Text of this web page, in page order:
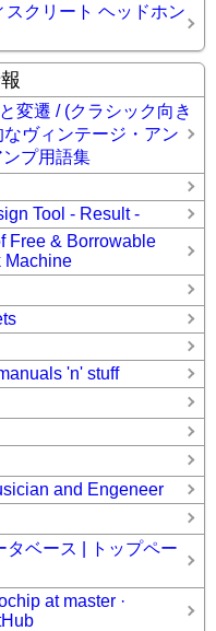
クリート ヘッドホン
変遷 / (クラシック向き
ヴィンテージ・アン
プ用語集
Tool - Result -
Free & Borrowable
Machine
'n' stuff
and Engeneer
タベース | トップペー
at master ·